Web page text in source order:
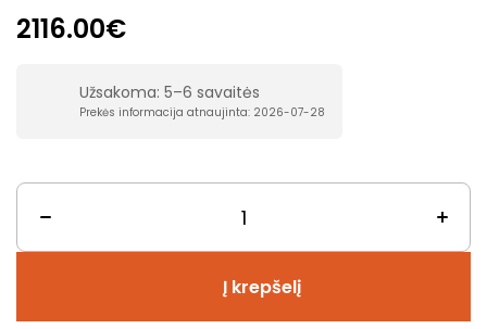
2116.00€
Užsakoma: 5–6 savaitės
Prekės informacija atnaujinta: 2026-07-28
Į krepšelį